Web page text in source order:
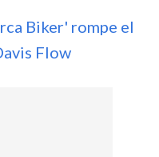
Biker' rompe el
Flow